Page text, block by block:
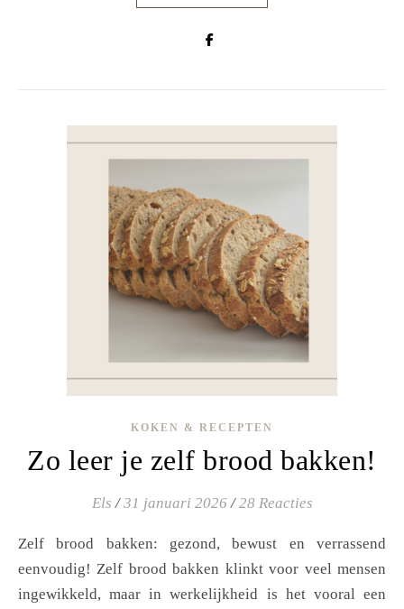
KOKEN & RECEPTEN
Zo leer je zelf brood bakken!
Els / 31 januari 2026 / 28 Reacties
Zelf brood bakken: gezond, bewust en verrassend
eenvoudig! Zelf brood bakken klinkt voor veel mensen
ingewikkeld, maar in werkelijkheid is het vooral een